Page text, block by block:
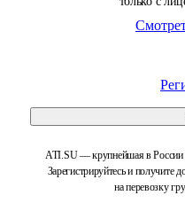
ATI.SU — крупнейшая в России
Зарегистрируйтесь и получите
на перевозку